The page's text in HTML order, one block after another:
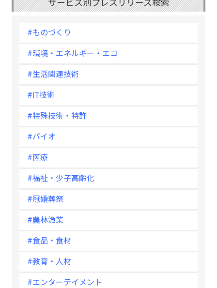
サービス別プレスリリース検索
#ものづくり
#環境・エネルギー・エコ
#生活関連技術
#IT技術
#特殊技術・特許
#バイオ
#医療
#福祉・少子高齢化
#冠婚葬祭
#農林漁業
#食品・食材
#教育・人材
#エンターテイメント